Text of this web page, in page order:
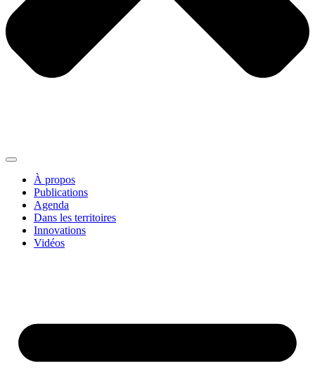
À propos
Publications
Agenda
Dans les territoires
Innovations
Vidéos